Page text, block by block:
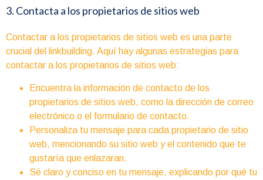
3. Contacta a los propietarios de sitios web
Contactar a los propietarios de sitios web es una parte
crucial del linkbuilding. Aquí hay algunas estrategias para
contactar a los propietarios de sitios web:
Encuentra la información de contacto de los
propietarios de sitios web, como la dirección de correo
electrónico o el formulario de contacto.
Personaliza tu mensaje para cada propietario de sitio
web, mencionando su sitio web y el contenido que te
gustaría que enlazaran.
Sé claro y conciso en tu mensaje, explicando por qué tu